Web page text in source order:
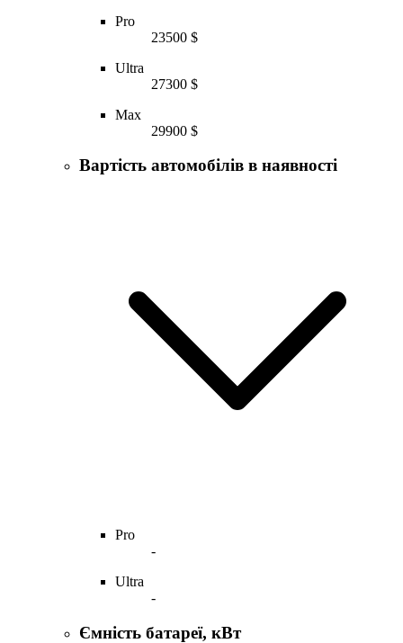
Pro
23500 $
Ultra
27300 $
Max
29900 $
Вартість автомобілів в наявності
Pro
-
Ultra
-
Ємність батареї, кВт